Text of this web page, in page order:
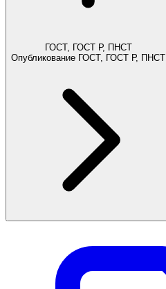
ГОСТ, ГОСТ Р, ПНСТ
Опубликование ГОСТ, ГОСТ Р, ПНСТ